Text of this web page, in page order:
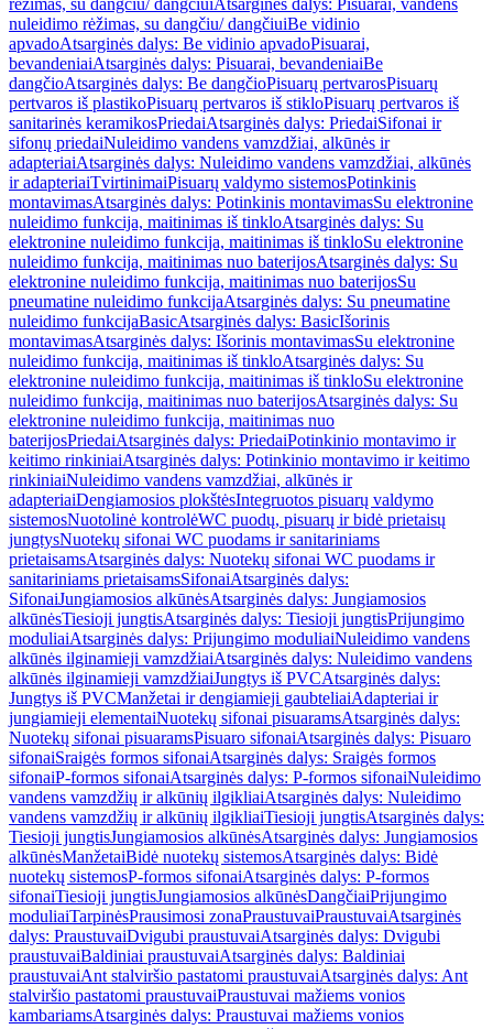
rėžimas, su dangčiu/ dangčiuiAtsarginės dalys: Pisuarai, vandens
nuleidimo rėžimas, su dangčiu/ dangčiuiBe vidinio
apvadoAtsarginės dalys: Be vidinio apvadoPisuarai,
bevandeniaiAtsarginės dalys: Pisuarai, bevandeniaiBe
dangčioAtsarginės dalys: Be dangčioPisuarų pertvarosPisuarų
pertvaros iš plastikoPisuarų pertvaros iš stikloPisuarų pertvaros iš
sanitarinės keramikosPriedaiAtsarginės dalys: PriedaiSifonai ir
sifonų priedaiNuleidimo vandens vamzdžiai, alkūnės ir
adapteriaiAtsarginės dalys: Nuleidimo vandens vamzdžiai, alkūnės
ir adapteriaiTvirtinimaiPisuarų valdymo sistemosPotinkinis
montavimasAtsarginės dalys: Potinkinis montavimasSu elektronine
nuleidimo funkcija, maitinimas iš tinkloAtsarginės dalys: Su
elektronine nuleidimo funkcija, maitinimas iš tinkloSu elektronine
nuleidimo funkcija, maitinimas nuo baterijosAtsarginės dalys: Su
elektronine nuleidimo funkcija, maitinimas nuo baterijosSu
pneumatine nuleidimo funkcijaAtsarginės dalys: Su pneumatine
nuleidimo funkcijaBasicAtsarginės dalys: BasicIšorinis
montavimasAtsarginės dalys: Išorinis montavimasSu elektronine
nuleidimo funkcija, maitinimas iš tinkloAtsarginės dalys: Su
elektronine nuleidimo funkcija, maitinimas iš tinkloSu elektronine
nuleidimo funkcija, maitinimas nuo baterijosAtsarginės dalys: Su
elektronine nuleidimo funkcija, maitinimas nuo
baterijosPriedaiAtsarginės dalys: PriedaiPotinkinio montavimo ir
keitimo rinkiniaiAtsarginės dalys: Potinkinio montavimo ir keitimo
rinkiniaiNuleidimo vandens vamzdžiai, alkūnės ir
adapteriaiDengiamosios plokštėsIntegruotos pisuarų valdymo
sistemosNuotolinė kontrolėWC puodų, pisuarų ir bidė prietaisų
jungtysNuotekų sifonai WC puodams ir sanitariniams
prietaisamsAtsarginės dalys: Nuotekų sifonai WC puodams ir
sanitariniams prietaisamsSifonaiAtsarginės dalys:
SifonaiJungiamosios alkūnėsAtsarginės dalys: Jungiamosios
alkūnėsTiesioji jungtisAtsarginės dalys: Tiesioji jungtisPrijungimo
moduliaiAtsarginės dalys: Prijungimo moduliaiNuleidimo vandens
alkūnės ilginamieji vamzdžiaiAtsarginės dalys: Nuleidimo vandens
alkūnės ilginamieji vamzdžiaiJungtys iš PVCAtsarginės dalys:
Jungtys iš PVCManžetai ir dengiamieji gaubteliaiAdapteriai ir
jungiamieji elementaiNuotekų sifonai pisuaramsAtsarginės dalys:
Nuotekų sifonai pisuaramsPisuaro sifonaiAtsarginės dalys: Pisuaro
sifonaiSraigės formos sifonaiAtsarginės dalys: Sraigės formos
sifonaiP-formos sifonaiAtsarginės dalys: P-formos sifonaiNuleidimo
vandens vamzdžių ir alkūnių ilgikliaiAtsarginės dalys: Nuleidimo
vandens vamzdžių ir alkūnių ilgikliaiTiesioji jungtisAtsarginės dalys:
Tiesioji jungtisJungiamosios alkūnėsAtsarginės dalys: Jungiamosios
alkūnėsManžetaiBidė nuotekų sistemosAtsarginės dalys: Bidė
nuotekų sistemosP-formos sifonaiAtsarginės dalys: P-formos
sifonaiTiesioji jungtisJungiamosios alkūnėsDangčiaiPrijungimo
moduliaiTarpinėsPrausimosi zonaPraustuvaiPraustuvaiAtsarginės
dalys: PraustuvaiDvigubi praustuvaiAtsarginės dalys: Dvigubi
praustuvaiBaldiniai praustuvaiAtsarginės dalys: Baldiniai
praustuvaiAnt stalviršio pastatomi praustuvaiAtsarginės dalys: Ant
stalviršio pastatomi praustuvaiPraustuvai mažiems vonios
kambariamsAtsarginės dalys: Praustuvai mažiems vonios